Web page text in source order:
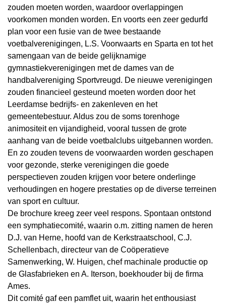
zouden moeten worden, waardoor overlappingen
voorkomen monden worden. En voorts een zeer gedurfd
plan voor een fusie van de twee bestaande
voetbalverenigingen, L.S. Voorwaarts en Sparta en tot het
samengaan van de beide gelijknamige
gymnastiekverenigingen met de dames van de
handbalvereniging Sportvreugd. De nieuwe verenigingen
zouden financieel gesteund moeten worden door het
Leerdamse bedrijfs- en zakenleven en het
gemeentebestuur. Aldus zou de soms torenhoge
animositeit en vijandigheid, vooral tussen de grote
aanhang van de beide voetbalclubs uitgebannen worden.
En zo zouden tevens de voorwaarden worden geschapen
voor gezonde, sterke verenigingen die goede
perspectieven zouden krijgen voor betere onderlinge
verhoudingen en hogere prestaties op de diverse terreinen
van sport en cultuur.
De brochure kreeg zeer veel respons. Spontaan ontstond
een symphatiecomité, waarin o.m. zitting namen de heren
D.J. van Herne, hoofd van de Kerkstraatschool, C.J.
Schellenbach, directeur van de Coöperatieve
Samenwerking, W. Huigen, chef machinale productie op
de Glasfabrieken en A. Iterson, boekhouder bij de firma
Ames.
Dit comité gaf een pamflet uit, waarin het enthousiast